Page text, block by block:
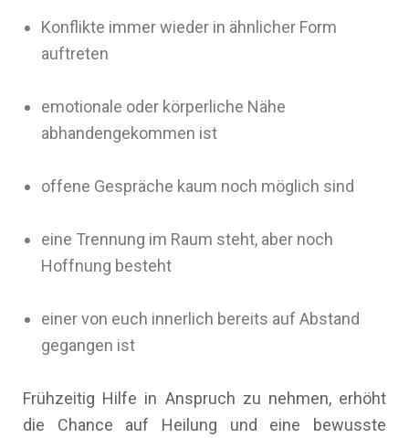
Konflikte immer wieder in ähnlicher Form
auftreten
emotionale oder körperliche Nähe
abhandengekommen ist
offene Gespräche kaum noch möglich sind
eine Trennung im Raum steht, aber noch
Hoffnung besteht
einer von euch innerlich bereits auf Abstand
gegangen ist
Frühzeitig Hilfe in Anspruch zu nehmen, erhöht
die Chance auf Heilung und eine bewusste